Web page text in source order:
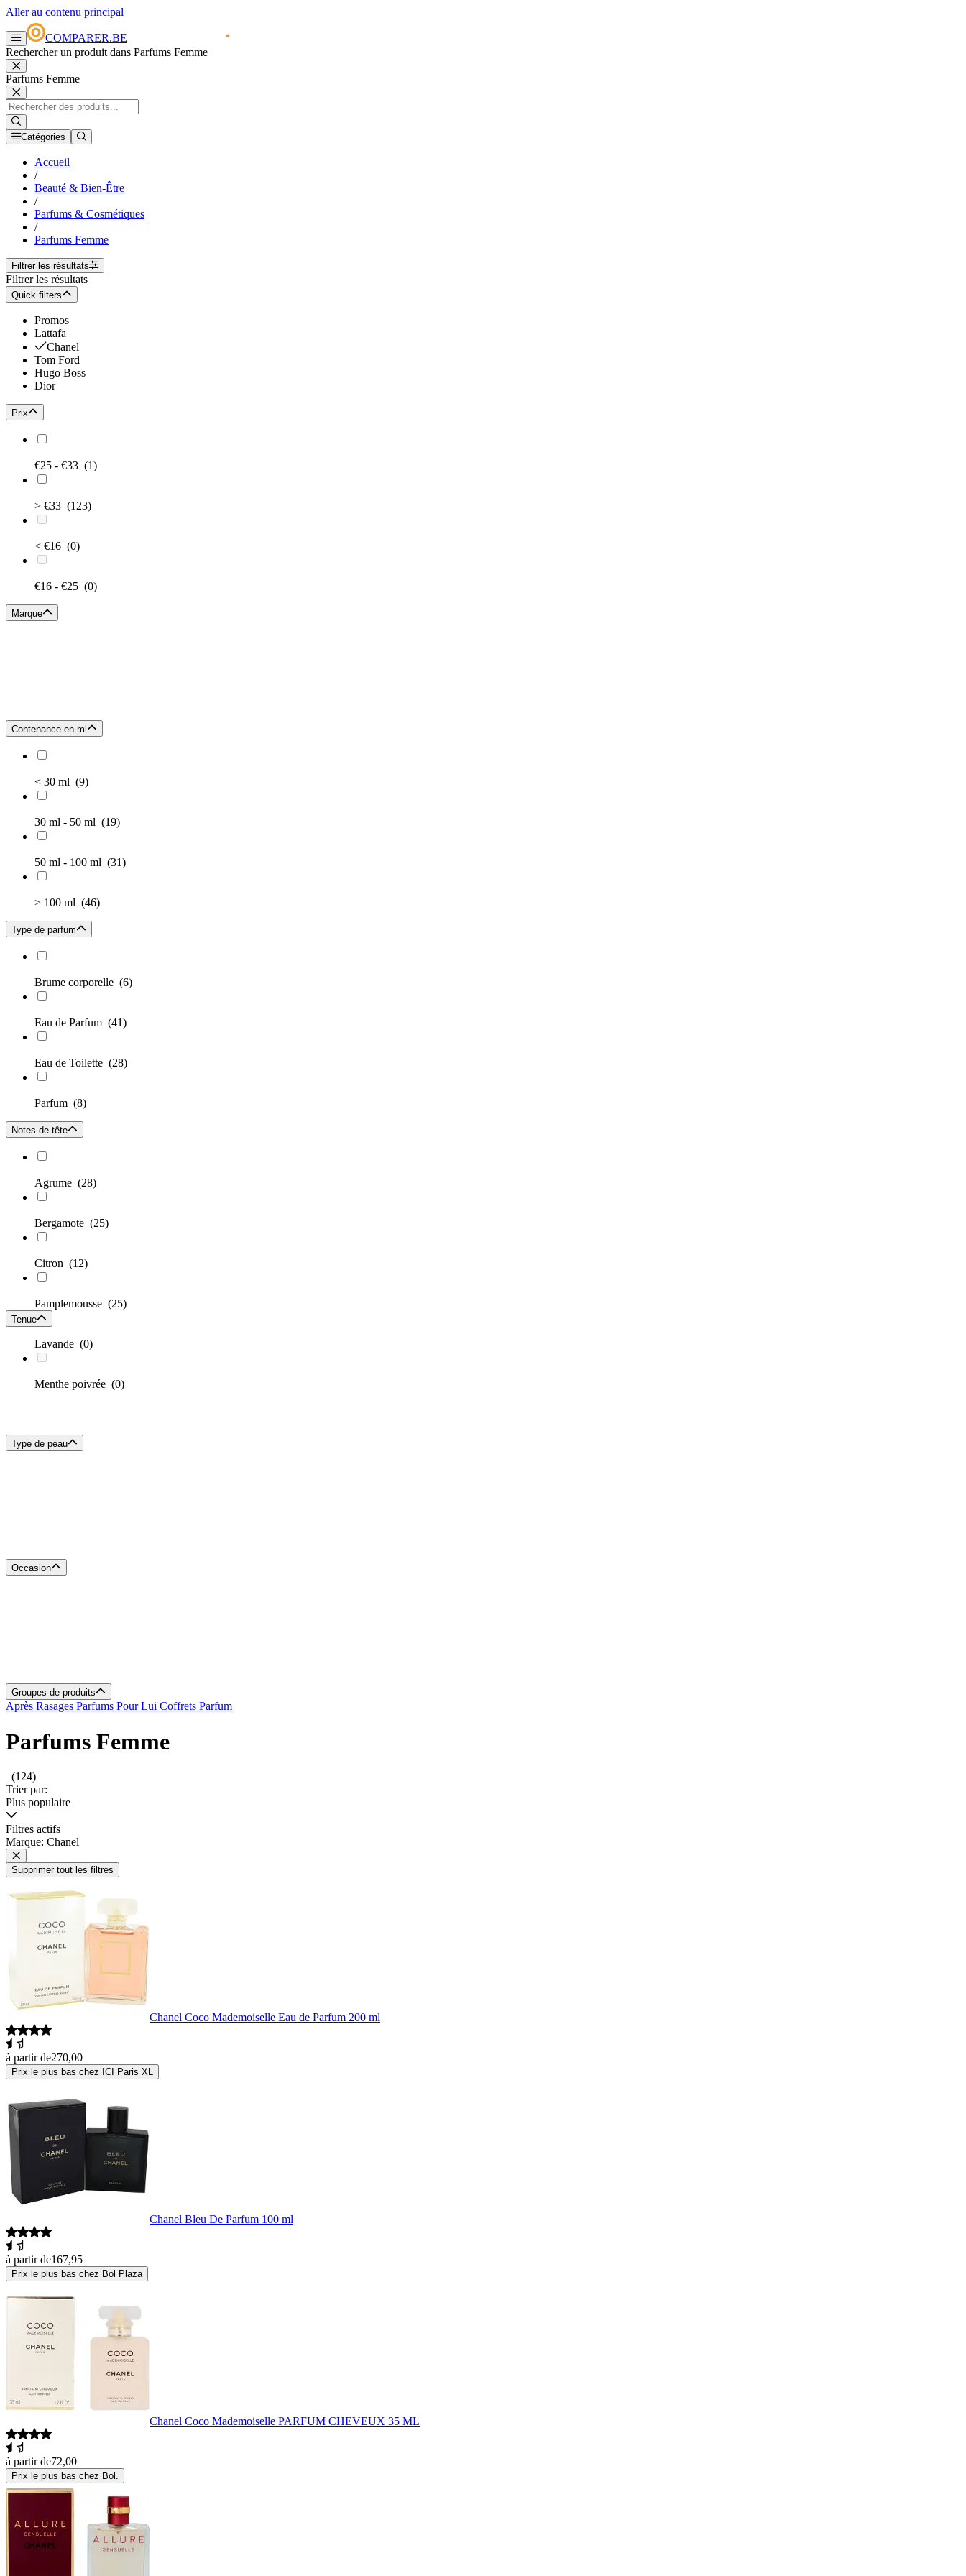
Aller au contenu principal
COMPARER.BE
Rechercher un produit dans Parfums Femme
Parfums Femme
Catégories
Accueil
/
Beauté & Bien-Être
/
Parfums & Cosmétiques
/
Parfums Femme
Filtrer les résultats
Filtrer les résultats
Quick filters
Promos
Lattafa
Chanel
Tom Ford
Hugo Boss
Dior
Prix
€25 - €33 (1)
> €33 (123)
< €16 (0)
€16 - €25 (0)
Marque
Contenance en ml
< 30 ml (9)
30 ml - 50 ml (19)
50 ml - 100 ml (31)
> 100 ml (46)
Type de parfum
Brume corporelle (6)
Eau de Parfum (41)
Eau de Toilette (28)
Parfum (8)
Notes de tête
Agrume (28)
Bergamote (25)
Citron (12)
Pamplemousse (25)
Lavande (0)
Menthe poivrée (0)
Tenue
Type de peau
Occasion
Groupes de produits
Après Rasages Parfums Pour Lui Coffrets Parfum
Parfums Femme
(124)
Trier par:
Plus populaire
Filtres actifs
Marque: Chanel
Supprimer tout les filtres
Chanel Coco Mademoiselle Eau de Parfum 200 ml
à partir de270,00
Prix le plus bas chez ICI Paris XL
Chanel Bleu De Parfum 100 ml
à partir de167,95
Prix le plus bas chez Bol Plaza
Chanel Coco Mademoiselle PARFUM CHEVEUX 35 ML
à partir de72,00
Prix le plus bas chez Bol.